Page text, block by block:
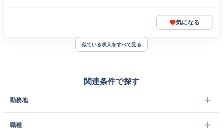
気になる
似ている求人をすべて見る
関連条件で探す
勤務地
職種